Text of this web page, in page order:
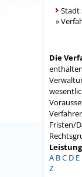
Stadt
»
Die
Fristen/
A BC D E
Z